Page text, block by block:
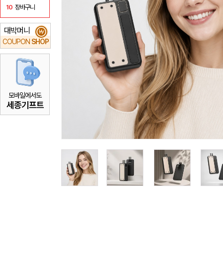
10 장바구니
대박머니
COUPON SHOP
₩
모바일에서도
세종기프트